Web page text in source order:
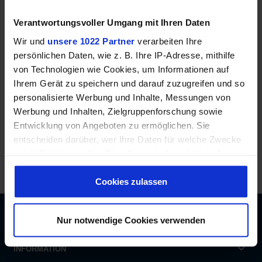
Verantwortungsvoller Umgang mit Ihren Daten
Wir und unsere 1022 Partner verarbeiten Ihre
persönlichen Daten, wie z. B. Ihre IP-Adresse, mithilfe
von Technologien wie Cookies, um Informationen auf
Ihrem Gerät zu speichern und darauf zuzugreifen und so
personalisierte Werbung und Inhalte, Messungen von
Werbung und Inhalten, Zielgruppenforschung sowie
Entwicklung von Angeboten zu ermöglichen. Sie
entscheiden darüber, wer Ihre Daten für welche Zwecke
Cookie-Erklärung oder durch Klicken auf das Privacy
Trigger Symbol ändern oder widerrufen
Informationen über Ihre geografische Lage
erfassen, welche bis auf einige Meter genau sein
können
Cookies zulassen
Nur notwendige Cookies verwenden
Anmelden
Passwort vergessen?
Neue Kunden
Noch kein Konto? Registrieren Sie sich jetzt und
profitieren Sie von schnellerer Bestellung und
Bestellübersicht.
INFORMATION